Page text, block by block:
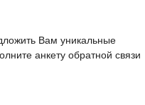
Вам уникальные
анкету обратной связи